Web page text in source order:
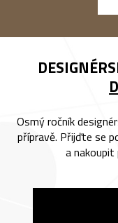
Osmý ročník
přípravě. Přijďte se
a